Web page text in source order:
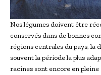
Nos légumes doivent être
conservés dans de bonnes
régions centrales du pays, la
souvent la période la plus
racines sont encore en